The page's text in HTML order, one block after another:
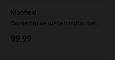
Manfield
99.99